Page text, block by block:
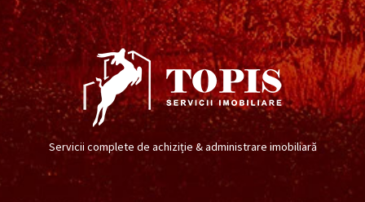
Servicii complete de achiziție & administrare imobiliară